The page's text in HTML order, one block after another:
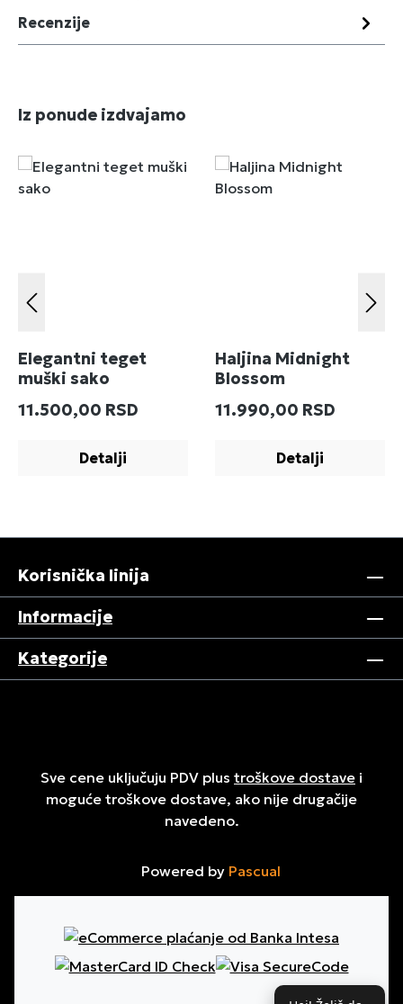
Recenzije
Preskoči galeriju proizvoda
Iz ponude izdvajamo
Elegantni teget
muški sako
Redovna cena:
11.500,00 RSD
Detalji
Haljina Midnight
Blossom
Redovna cena:
11.990,00 RSD
Detalji
Korisnička linija
Informacije
Kategorije
Sve cene uključuju PDV plus troškove dostave i
moguće troškove dostave, ako nije drugačije
navedeno.
Powered by Pascual